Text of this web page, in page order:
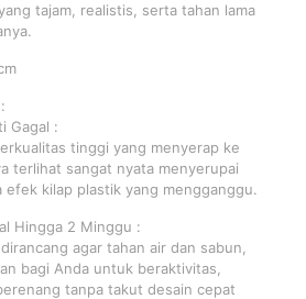
tajam, realistis, serta tahan lama
Gagal :
tinggi yang menyerap ke
terlihat sangat nyata menyerupai
kilap plastik yang mengganggu.
Hingga 2 Minggu :
agar tahan air dan sabun,
bagi Anda untuk beraktivitas,
tanpa takut desain cepat